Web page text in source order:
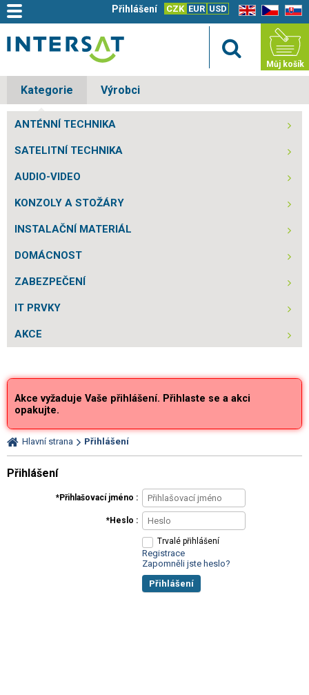
EN CZ SK
CZK EUR USD
Přihlášení
Můj košík
Kategorie Výrobci
ANTÉNNÍ TECHNIKA
SATELITNÍ TECHNIKA
AUDIO-VIDEO
KONZOLY A STOŽÁRY
INSTALAČNÍ MATERIÁL
DOMÁCNOST
ZABEZPEČENÍ
IT PRVKY
AKCE
Akce vyžaduje Vaše přihlášení. Přihlaste se a akci
opakujte.
Hlavní strana Přihlášení
Přihlášení
Přihlašovací jméno
Heslo
Trvalé přihlášení
Registrace
Zapomněli jste heslo?
Přihlášení